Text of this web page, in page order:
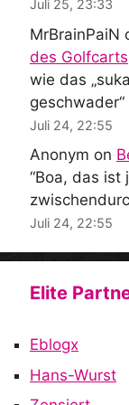
Juli 25, 23:33
MrBrainPaiN
des Golfcarts
wie das
geschwader“
Juli 24, 22:55
Anonym on
“Boa, das ist
Juli 24, 22:55
Elite
Eblogx
Hans-Wurst